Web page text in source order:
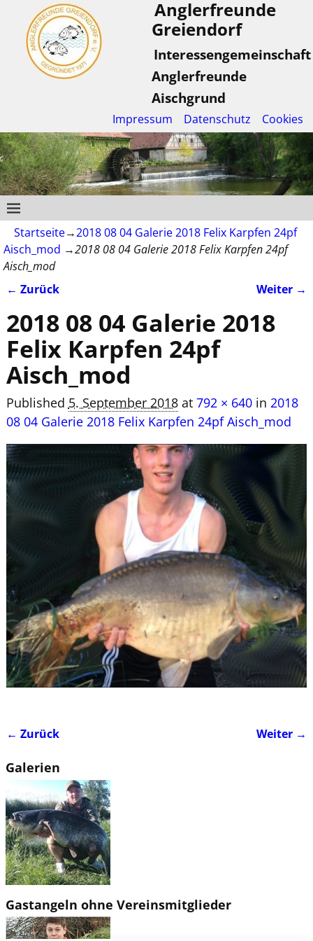
Anglerfreunde
Greiendorf
Interessengemeinschaft
Anglerfreunde
Aischgrund
Impressum Datenschutz Cookies
Startseite→2018 08 04 Galerie 2018 Felix Karpfen 24pf
Aisch_mod →2018 08 04 Galerie 2018 Felix Karpfen 24pf
Aisch_mod
← Zurück Weiter →
2018 08 04 Galerie 2018
Felix Karpfen 24pf
Aisch_mod
Published 5. September 2018at 792 × 640in 2018
08 04 Galerie 2018 Felix Karpfen 24pf Aisch_mod
← Zurück Weiter →
Galerien
Gastangeln ohne Vereinsmitglieder